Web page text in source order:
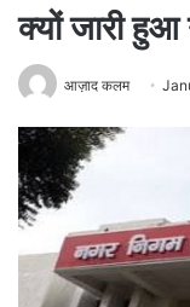
क्यों जारी हुआ
आज़ाद कलम